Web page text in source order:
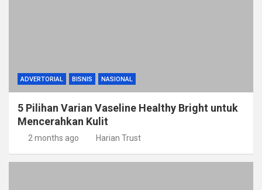
ADVERTORIAL BISNIS NASIONAL
5 Pilihan Varian Vaseline Healthy Bright untuk
Mencerahkan Kulit
2 months ago Harian Trust